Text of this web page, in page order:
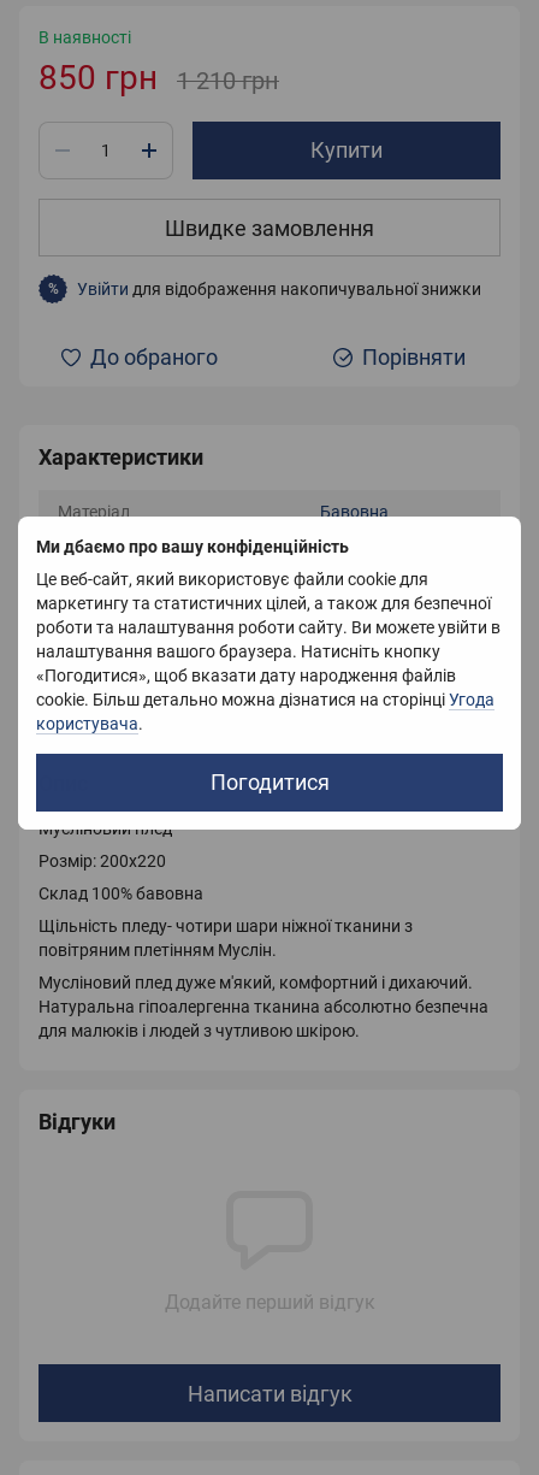
Ми дбаємо про вашу конфіденційність
Це веб-сайт, який використовує файли cookie для
маркетингу та статистичних цілей, а також для безпечної
роботи та налаштування роботи сайту. Ви можете увійти в
налаштування вашого браузера. Натисніть кнопку
«Погодитися», щоб вказати дату народження файлів
cookie. Більш детально можна дізнатися на сторінціУгода
користувача.
Погодитися
В наявності
850 грн 1 210 грн
Купити
Швидке замовлення
% Увійти для відображення накопичувальної знижки
До обраного Порівняти
Характеристики
Матеріал Бавовна
Розмір 200X220 см
Колір Сірий
Вага 2000 г
Країна-виробник Китай
Мусліновий плед
Розмір: 200х220
Склад 100% бавовна
Щільність пледу- чотири шари ніжної тканини з
повітряним плетінням Муслін.
Мусліновий плед дуже м'який, комфортний і дихаючий.
Натуральна гіпоалергенна тканина абсолютно безпечна
для малюків і людей з чутливою шкірою.
Відгуки
Додайте перший відгук
Написати відгук